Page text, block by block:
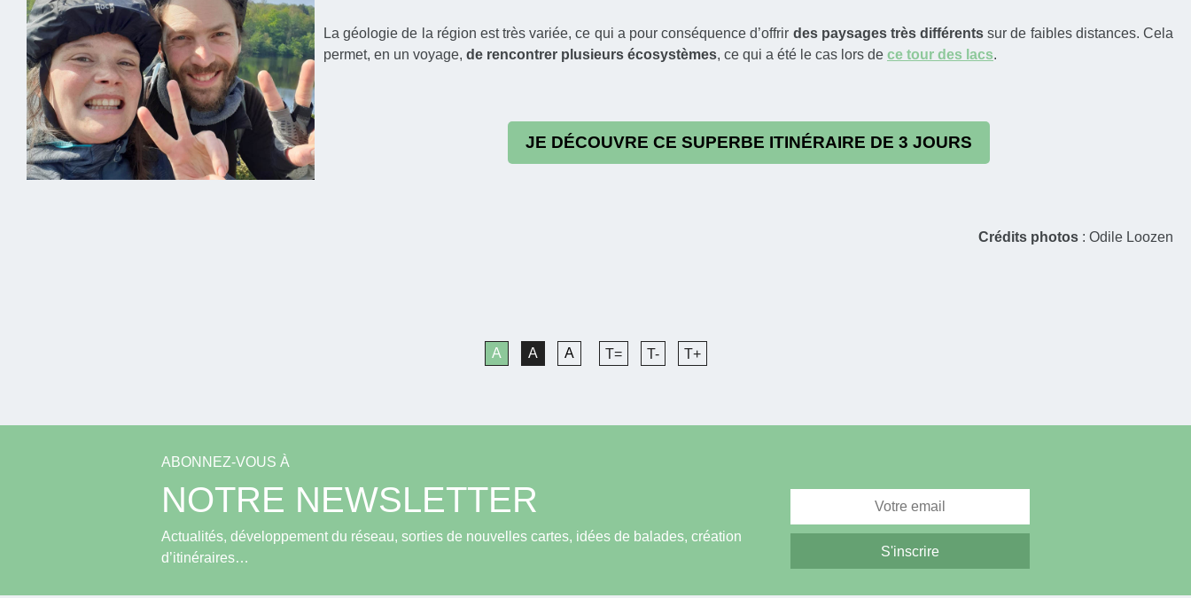
La géologie de la région est très variée, ce qui a pour conséquence d’offrir des paysages très différents sur de faibles distances. Cela
permet, en un voyage, de rencontrer plusieurs écosystèmes, ce qui a été le cas lors de ce tour des lacs.
JE DÉCOUVRE CE SUPERBE ITINÉRAIRE DE 3 JOURS
Crédits photos : Odile Loozen
A A A T= T- T+
ABONNEZ-VOUS À
NOTRE NEWSLETTER
Actualités, développement du réseau, sorties de nouvelles cartes, idées de balades, création
d’itinéraires…